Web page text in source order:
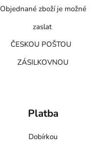
Objednané zboží je možné
zaslat
ČESKOU POŠTOU
ZÁSILKOVNOU
Platba
Dobírkou